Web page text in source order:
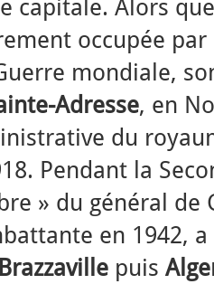
capitale. Alors
occupée
mondiale,
Adresse, en
du
Pendant la
» du général de
en 1942,
Brazzaville puis